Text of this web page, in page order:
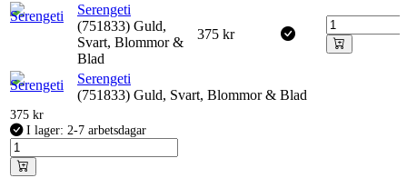
Serengeti
(751833) Guld,
Svart, Blommor &
Blad
375 kr
Serengeti
(751833) Guld, Svart, Blommor & Blad
375 kr
I lager: 2-7 arbetsdagar